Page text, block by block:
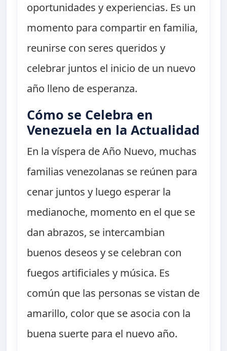
oportunidades y experiencias. Es un
momento para compartir en familia,
reunirse con seres queridos y
celebrar juntos el inicio de un nuevo
año lleno de esperanza.
Cómo se Celebra en
Venezuela en la Actualidad
En la víspera de Año Nuevo, muchas
familias venezolanas se reúnen para
cenar juntos y luego esperar la
medianoche, momento en el que se
dan abrazos, se intercambian
buenos deseos y se celebran con
fuegos artificiales y música. Es
común que las personas se vistan de
amarillo, color que se asocia con la
buena suerte para el nuevo año.